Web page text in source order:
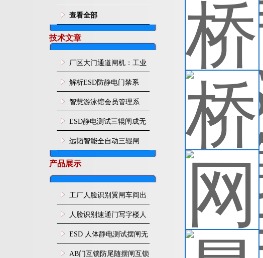
查看全部
技术文章
厂区大门通道闸机：工业
园区人车分流智能通行管
控设施
解析ESD防静电门禁系
统：从人体静电消除到通
道智能管控
智慧游泳馆会员管理系
统：刷脸入场 年月卡管
控、次卡自动扣次
ESD静电测试三辊闸成无
尘车间刚需，远韬智能一
站式管控人体静电与人员
通行
远韬智能全自动三辊闸
产品展示
工厂人脸识别翼闸车间出
入口人行通道门禁
人脸识别速通门写字楼人
行通道闸门禁设备
ESD 人体静电测试摆闸无
尘车间防静电闸机
AB门互锁防尾随摆闸互锁